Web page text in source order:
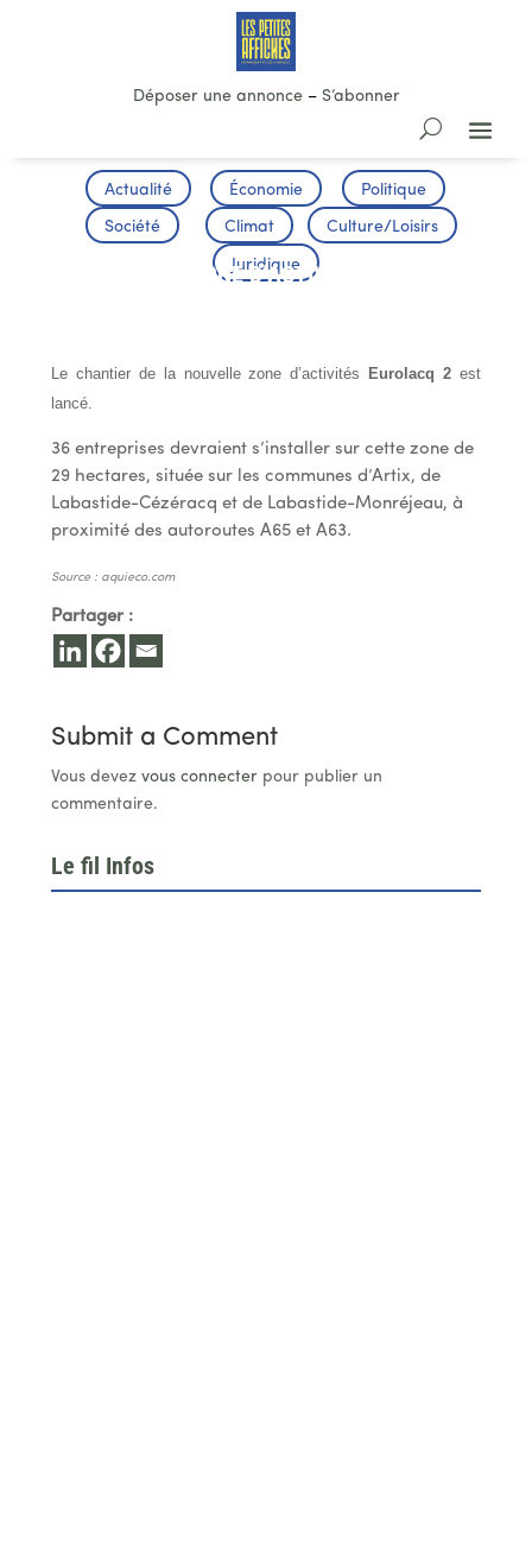
Déposer une annonce– S’abonner
Actualité Économie Politique
Société Climat Culture/Loisirs
Juridique
NOUVELLE ZONE D’ACTIVITES
Le chantier de la nouvelle zone d’activités Eurolacq 2 est
lancé.
36 entreprises devraient s’installer sur cette zone de
29 hectares, située sur les communes d’Artix, de
Labastide-Cézéracq et de Labastide-Monréjeau, à
proximité des autoroutes A65 et A63.
Source : aquieco.com
Partager :
Submit a Comment
Vous devez vous connecterpour publier un
commentaire.
Le fil Infos